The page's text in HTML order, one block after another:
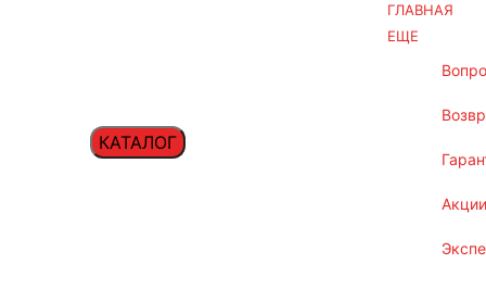
КАТАЛОГ
ГЛАВНАЯ
ЕЩЕ